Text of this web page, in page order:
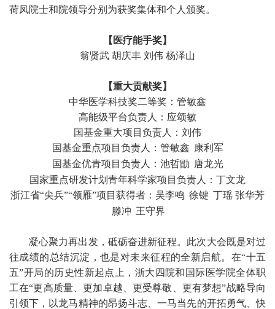
荷凤院士和院领导分别为获奖集体和个人颁奖。
【医疗能手奖】
翁贤武 胡庆丰 刘伟 杨泽山
【重大贡献奖】
中华医学科技奖二等奖：管敏鑫
高能级平台负责人：应颂敏
国基金重大项目负责人：刘伟
国基金重点项目负责人：管敏鑫 康利军
国基金优青项目负责人：池哲勖 唐龙光
国家重点研发计划青年科学家项目负责人：丁文龙
浙江省“尖兵”“领雁”项目获得者：吴李鸣 徐键 丁瑶 张华芳
滕冲 王守界
凝心聚力再出发，砥砺奋进新征程。此次大会既是对过
往成绩的总结沉淀，也是对未来征程的全新启航。在“十五
五”开局的历史性新起点上，浙大四院和国际医学院全体职
工在“更高质量、更加卓越、更受尊敬、更有梦想”战略导向
引领下，以龙马精神的昂扬斗志、一马当先的开拓勇气、快